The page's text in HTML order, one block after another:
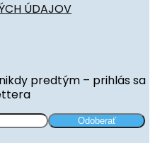
ÚDAJOV
predtým – prihlás sa